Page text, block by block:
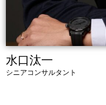
水口汰一
シニアコンサルタント